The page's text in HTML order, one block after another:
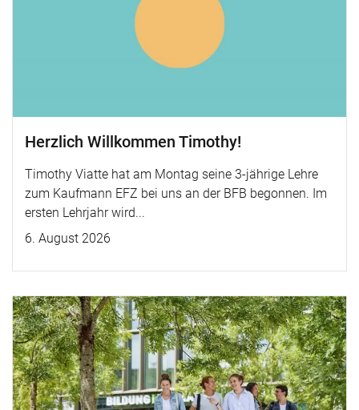
Herzlich Willkommen Timothy!
Timothy Viatte hat am Montag seine 3-jährige Lehre
zum Kaufmann EFZ bei uns an der BFB begonnen. Im
ersten Lehrjahr wird...
6. August 2026